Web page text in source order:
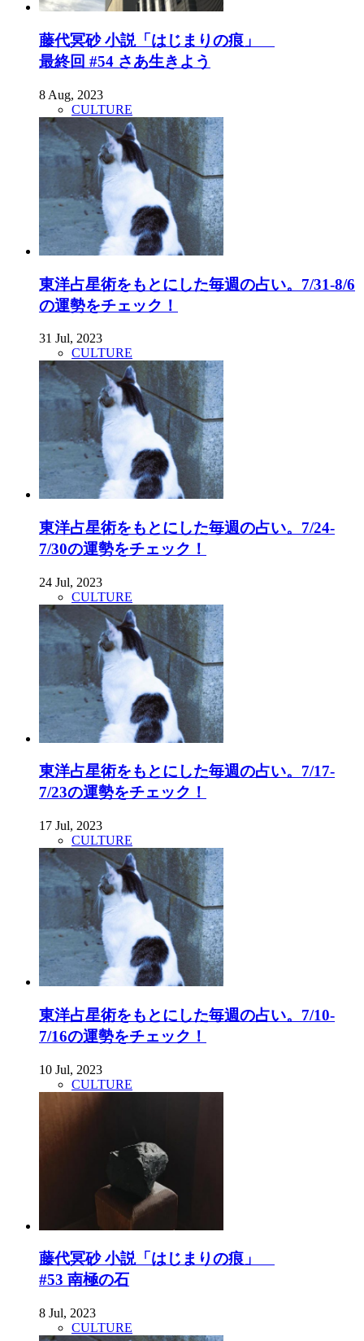
藤代冥砂 小説「はじまりの痕」
最終回 #54 さあ生きよう
8 Aug, 2023
CULTURE
東洋占星術をもとにした毎週の占い。7/31-8/6
の運勢をチェック！
31 Jul, 2023
CULTURE
東洋占星術をもとにした毎週の占い。7/24-
7/30の運勢をチェック！
24 Jul, 2023
CULTURE
東洋占星術をもとにした毎週の占い。7/17-
7/23の運勢をチェック！
17 Jul, 2023
CULTURE
東洋占星術をもとにした毎週の占い。7/10-
7/16の運勢をチェック！
10 Jul, 2023
CULTURE
藤代冥砂 小説「はじまりの痕」
#53 南極の石
8 Jul, 2023
CULTURE